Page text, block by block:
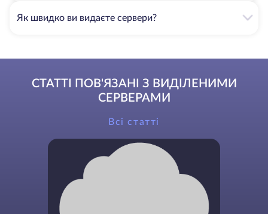
Як швидко ви видаєте сервери?
СТАТТІ ПОВ'ЯЗАНІ З ВИДІЛЕНИМИ
СЕРВЕРАМИ
Всі статті